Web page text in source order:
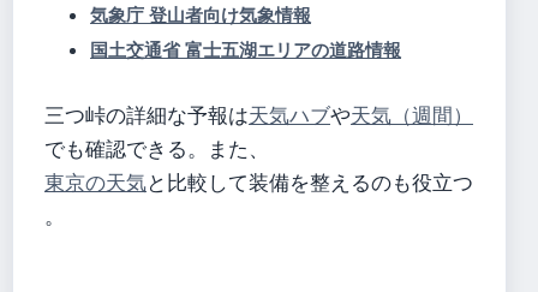
気象庁 登山者向け気象情報
国土交通省 富士五湖エリアの道路情報
三つ峠の詳細な予報は天気ハブや天気（週間）
でも確認できる。また、
東京の天気と比較して装備を整えるのも役立つ
。